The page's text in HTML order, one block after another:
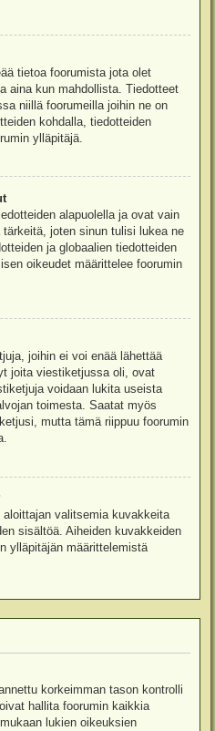
tietoa foorumista jota olet
aina kun mahdollista. Tiedotteet
niillä foorumeilla joihin ne on
kohdalla, tiedotteiden
ylläpitäjä.
alapuolella ja ovat vain
joten sinun tulisi lukea ne
ja globaalien tiedotteiden
oikeudet määrittelee foorumin
joihin ei voi enää lähettää
joita viestiketjussa oli, ovat
voidaan lukita useista
toimesta. Saatat myös
mutta tämä riippuu foorumin
valitsemia kuvakkeita
sisältöä. Aiheiden kuvakkeiden
ylläpitäjän määrittelemistä
korkeimman tason kontrolli
hallita foorumin kaikkia
lukien oikeuksien